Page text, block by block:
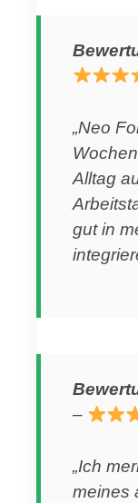
„Neo
Alltag
gut in
–
„Ich
meines